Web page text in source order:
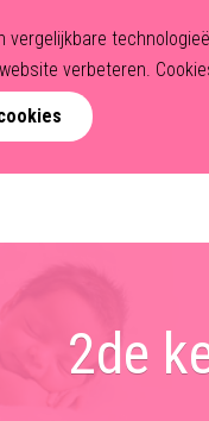
2de
vergelijkbare
verbeteren.